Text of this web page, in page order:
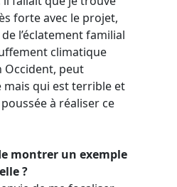
forte avec le projet,
l’éclatement familial
climatique
Occident, peut
qui est terrible et
à réaliser ce
montrer un exemple
?